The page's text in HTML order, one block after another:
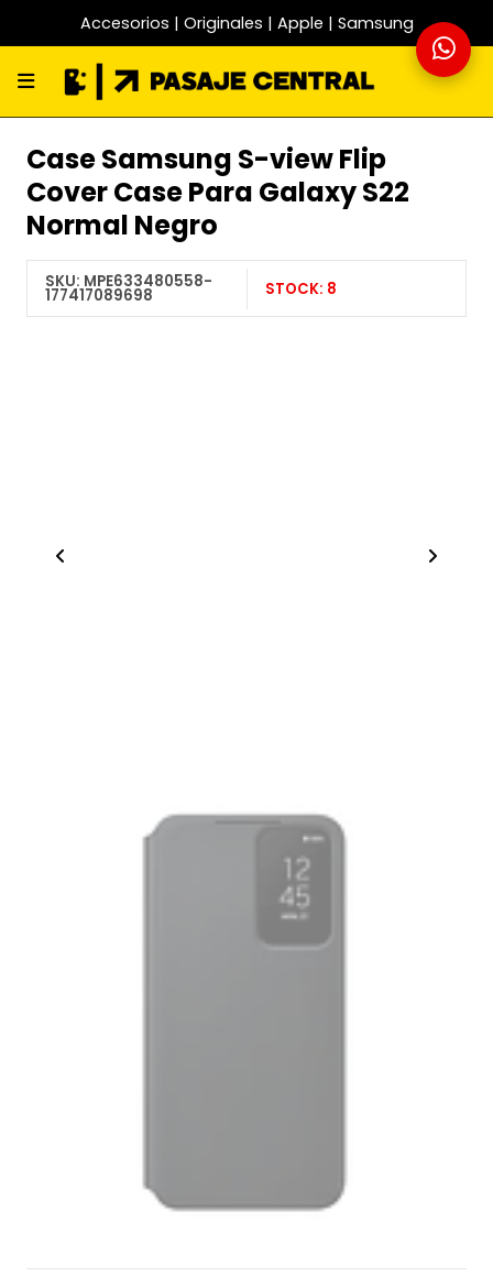
Accesorios | Originales | Apple | Samsung
Case Samsung S-view Flip
Cover Case Para Galaxy S22
Normal Negro
SKU: MPE633480558-
177417089698 STOCK: 8